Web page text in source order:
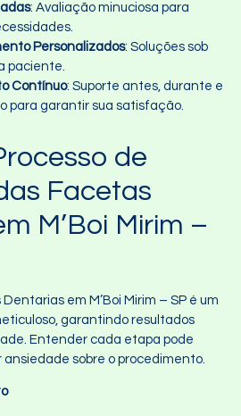
: Avaliação minuciosa para
Personalizados: Soluções sob
paciente.
Contínuo: Suporte antes, durante e
para garantir sua satisfação.
de
Facetas
M’Boi Mirim –
em M’Boi Mirim – SP é um
garantindo resultados
Entender cada etapa pode
ansiedade sobre o procedimento.